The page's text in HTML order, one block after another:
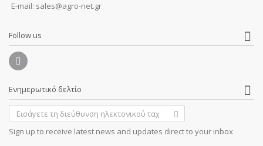
E-mail: sales@agro-net.gr
Follow us
Ενημερωτικό δελτίο
Sign up to receive latest news and updates direct to your inbox